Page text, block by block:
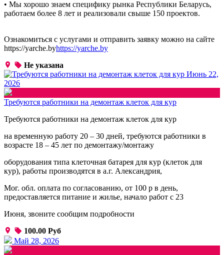
• Мы хорошо знаем специфику рынка Республики Беларусь,
работаем более 8 лет и реализовали свыше 150 проектов.
Ознакомиться с услугами и отправить заявку можно на сайте
https://yarche.byhttps://yarche.by
Не указана
Июнь 22,
2026
Требуются работники на демонтаж клеток для кур
Требуются работники на демонтаж клеток для кур
на временную работу 20 – 30 дней, требуются работники в
возрасте 18 – 45 лет по демонтажу/монтажу
оборудования типа клеточная батарея для кур (клеток для
кур), работы производятся в а.г. Александрия,
Мог. обл. оплата по согласованию, от 100 р в день,
предоставляется питание и жилье, начало работ с 23
Июня, звоните сообщим подробности
100.00 Руб
Май 28, 2026